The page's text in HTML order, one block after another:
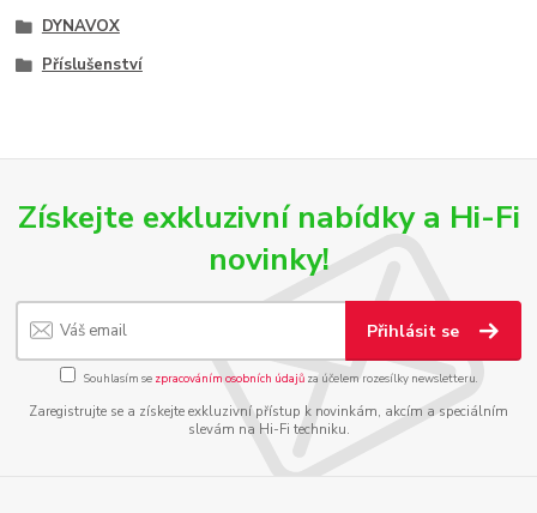
DYNAVOX
Příslušenství
Získejte exkluzivní nabídky a Hi-Fi
novinky!
Přihlásit se
Souhlasím se zpracováním osobních údajůza účelem rozesílky newsletteru.
Zaregistrujte se a získejte exkluzivní přístup k novinkám, akcím a speciálním
slevám na Hi-Fi techniku.